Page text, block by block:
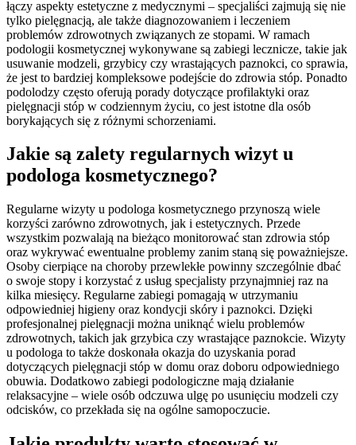
łączy aspekty estetyczne z medycznymi – specjaliści zajmują się nie
tylko pielęgnacją, ale także diagnozowaniem i leczeniem
problemów zdrowotnych związanych ze stopami. W ramach
podologii kosmetycznej wykonywane są zabiegi lecznicze, takie jak
usuwanie modzeli, grzybicy czy wrastających paznokci, co sprawia,
że jest to bardziej kompleksowe podejście do zdrowia stóp. Ponadto
podolodzy często oferują porady dotyczące profilaktyki oraz
pielęgnacji stóp w codziennym życiu, co jest istotne dla osób
borykających się z różnymi schorzeniami.
Jakie są zalety regularnych wizyt u
podologa kosmetycznego?
Regularne wizyty u podologa kosmetycznego przynoszą wiele
korzyści zarówno zdrowotnych, jak i estetycznych. Przede
wszystkim pozwalają na bieżąco monitorować stan zdrowia stóp
oraz wykrywać ewentualne problemy zanim staną się poważniejsze.
Osoby cierpiące na choroby przewlekłe powinny szczególnie dbać
o swoje stopy i korzystać z usług specjalisty przynajmniej raz na
kilka miesięcy. Regularne zabiegi pomagają w utrzymaniu
odpowiedniej higieny oraz kondycji skóry i paznokci. Dzięki
profesjonalnej pielęgnacji można uniknąć wielu problemów
zdrowotnych, takich jak grzybica czy wrastające paznokcie. Wizyty
u podologa to także doskonała okazja do uzyskania porad
dotyczących pielęgnacji stóp w domu oraz doboru odpowiedniego
obuwia. Dodatkowo zabiegi podologiczne mają działanie
relaksacyjne – wiele osób odczuwa ulgę po usunięciu modzeli czy
odcisków, co przekłada się na ogólne samopoczucie.